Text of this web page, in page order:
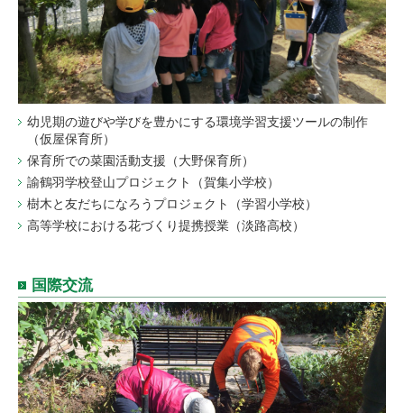
幼児期の遊びや学びを豊かにする環境学習支援ツールの制作
（仮屋保育所）
保育所での菜園活動支援（大野保育所）
諭鶴羽学校登山プロジェクト（賀集小学校）
樹木と友だちになろうプロジェクト（学習小学校）
高等学校における花づくり提携授業（淡路高校）
国際交流